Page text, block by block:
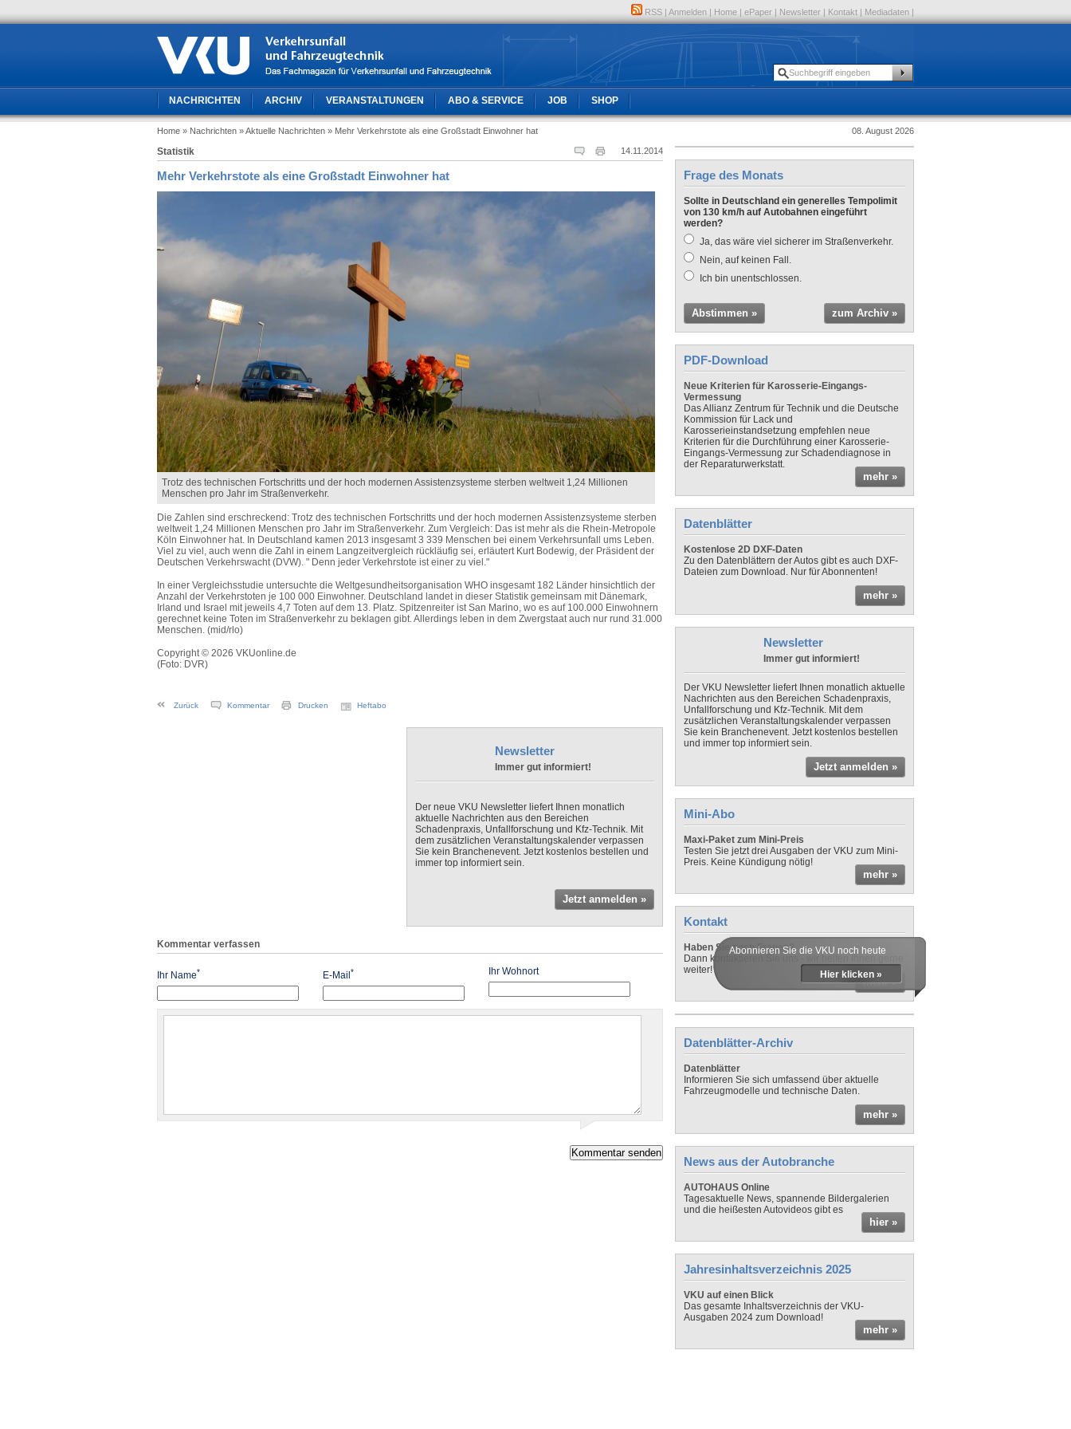
RSS | Anmelden | Home | ePaper | Newsletter | Kontakt | Mediadaten |
NACHRICHTEN ARCHIV VERANSTALTUNGEN ABO & SERVICE JOB SHOP
Home » Nachrichten » Aktuelle Nachrichten » Mehr Verkehrstote als eine Großstadt Einwohner hat 08. August 2026
14.11.2014
Statistik
Mehr Verkehrstote als eine Großstadt Einwohner hat
Trotz des technischen Fortschritts und der hoch modernen Assistenzsysteme sterben weltweit 1,24 Millionen
Menschen pro Jahr im Straßenverkehr.
Die Zahlen sind erschreckend: Trotz des technischen Fortschritts und der hoch modernen Assistenzsysteme sterben
weltweit 1,24 Millionen Menschen pro Jahr im Straßenverkehr. Zum Vergleich: Das ist mehr als die Rhein-Metropole
Köln Einwohner hat. In Deutschland kamen 2013 insgesamt 3 339 Menschen bei einem Verkehrsunfall ums Leben.
Viel zu viel, auch wenn die Zahl in einem Langzeitvergleich rückläufig sei, erläutert Kurt Bodewig, der Präsident der
Deutschen Verkehrswacht (DVW). " Denn jeder Verkehrstote ist einer zu viel."
In einer Vergleichsstudie untersuchte die Weltgesundheitsorganisation WHO insgesamt 182 Länder hinsichtlich der
Anzahl der Verkehrstoten je 100 000 Einwohner. Deutschland landet in dieser Statistik gemeinsam mit Dänemark,
Irland und Israel mit jeweils 4,7 Toten auf dem 13. Platz. Spitzenreiter ist San Marino, wo es auf 100.000 Einwohnern
gerechnet keine Toten im Straßenverkehr zu beklagen gibt. Allerdings leben in dem Zwergstaat auch nur rund 31.000
Menschen. (mid/rlo)
Copyright © 2026 VKUonline.de
(Foto: DVR)
Zurück Kommentar Drucken Heftabo
Newsletter
Immer gut informiert!
Der neue VKU Newsletter liefert Ihnen monatlich
aktuelle Nachrichten aus den Bereichen
Schadenpraxis, Unfallforschung und Kfz-Technik. Mit
dem zusätzlichen Veranstaltungskalender verpassen
Sie kein Branchenevent. Jetzt kostenlos bestellen und
immer top informiert sein.
Jetzt anmelden »
Kommentar verfassen
Ihr Name* E-Mail* Ihr Wohnort
Frage des Monats
Sollte in Deutschland ein generelles Tempolimit
von 130 km/h auf Autobahnen eingeführt
werden?
Ja, das wäre viel sicherer im Straßenverkehr.
Nein, auf keinen Fall.
Ich bin unentschlossen.
Abstimmen » zum Archiv »
PDF-Download
Neue Kriterien für Karosserie-Eingangs-
Vermessung
Das Allianz Zentrum für Technik und die Deutsche
Kommission für Lack und
Karosserieinstandsetzung empfehlen neue
Kriterien für die Durchführung einer Karosserie-
Eingangs-Vermessung zur Schadendiagnose in
der Reparaturwerkstatt.
mehr »
Datenblätter
Kostenlose 2D DXF-Daten
Zu den Datenblättern der Autos gibt es auch DXF-
Dateien zum Download. Nur für Abonnenten!
mehr »
Newsletter
Immer gut informiert!
Der VKU Newsletter liefert Ihnen monatlich aktuelle
Nachrichten aus den Bereichen Schadenpraxis,
Unfallforschung und Kfz-Technik. Mit dem
zusätzlichen Veranstaltungskalender verpassen
Sie kein Branchenevent. Jetzt kostenlos bestellen
und immer top informiert sein.
Jetzt anmelden »
Mini-Abo
Maxi-Paket zum Mini-Preis
Testen Sie jetzt drei Ausgaben der VKU zum Mini-
Preis. Keine Kündigung nötig!
mehr »
Kontakt
Haben Sie noch Fragen?
Dann kontaktieren Sie uns - wir helfen Ihnen gerne
weiter!
mehr »
Abonnieren Sie die VKU noch heute
Hier klicken »
Datenblätter-Archiv
Datenblätter
Informieren Sie sich umfassend über aktuelle
Fahrzeugmodelle und technische Daten.
mehr »
News aus der Autobranche
AUTOHAUS Online
Tagesaktuelle News, spannende Bildergalerien
und die heißesten Autovideos gibt es
hier »
Jahresinhaltsverzeichnis 2025
VKU auf einen Blick
Das gesamte Inhaltsverzeichnis der VKU-
Ausgaben 2024 zum Download!
mehr »